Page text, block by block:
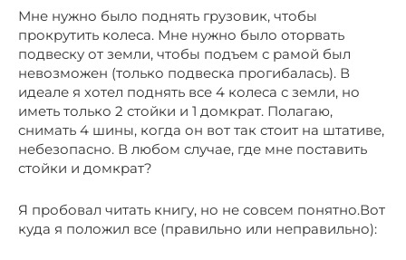
Мне нужно было поднять грузовик, чтобы
прокрутить колеса. Мне нужно было оторвать
подвеску от земли, чтобы подъем с рамой был
невозможен (только подвеска прогибалась). В
идеале я хотел поднять все 4 колеса с земли, но
иметь только 2 стойки и 1 домкрат. Полагаю,
снимать 4 шины, когда он вот так стоит на штативе,
небезопасно. В любом случае, где мне поставить
стойки и домкрат?
Я пробовал читать книгу, но не совсем понятно.Вот
куда я положил все (правильно или неправильно):